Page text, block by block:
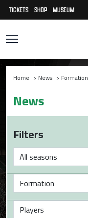
TICKETS SHOP MUSEUM
Home > News > Formation
News
Filters